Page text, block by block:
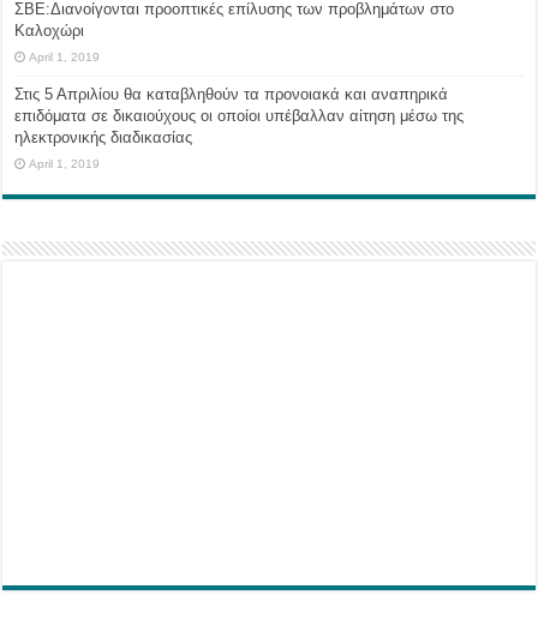
ΣΒΕ:Διανοίγονται προοπτικές επίλυσης των προβλημάτων στο
Καλοχώρι
April 1, 2019
Στις 5 Απριλίου θα καταβληθούν τα προνοιακά και αναπηρικά
επιδόματα σε δικαιούχους οι οποίοι υπέβαλλαν αίτηση μέσω της
ηλεκτρονικής διαδικασίας
April 1, 2019